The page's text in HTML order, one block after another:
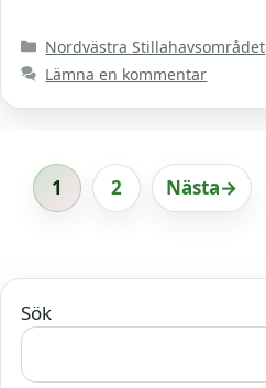
Kategorier
Nordvästra Stillahavsområdet
Lämna en kommentar
Sida
1 Sida
2 Nästa→
Sök